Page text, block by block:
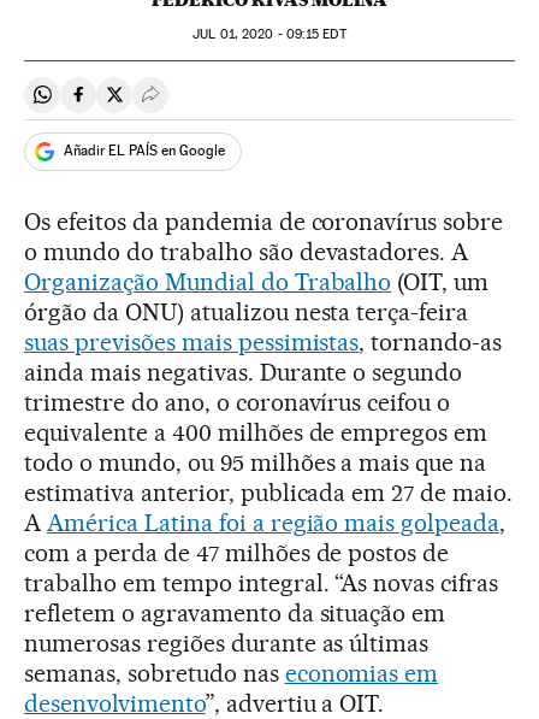
JUL 01, 2020 - 09:15 EDT
Compartir en Whatsapp
Compartir en Facebook
Compartir en Twitter
Desplegar Redes Sociales
Añadir EL PAÍS en Google
Os efeitos da pandemia de coronavírus sobre
o mundo do trabalho são devastadores. A
Organização Mundial do Trabalho (OIT, um
órgão da ONU) atualizou nesta terça-feira
suas previsões mais pessimistas, tornando-as
ainda mais negativas. Durante o segundo
trimestre do ano, o coronavírus ceifou o
equivalente a 400 milhões de empregos em
todo o mundo, ou 95 milhões a mais que na
estimativa anterior, publicada em 27 de maio.
AAmérica Latina foi a região mais golpeada,
com a perda de 47 milhões de postos de
trabalho em tempo integral. “As novas cifras
refletem o agravamento da situação em
numerosas regiões durante as últimas
semanas, sobretudo nas economias em
desenvolvimento”, advertiu a OIT.